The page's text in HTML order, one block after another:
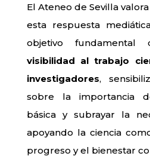
El Ateneo de Sevilla
esta respuesta
objetivo
visibilidad al trabajo
investigadores,
sobre la importancia
básica y subrayar la
apoyando la ciencia
progreso y el bienestar